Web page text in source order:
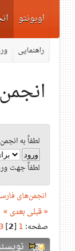
اوبونتو
راهنمایی
لطفاً به
لطفاً جهت
انجمن‌های
« قبلیبعدی »
صفحه: 1
[
2
]
3